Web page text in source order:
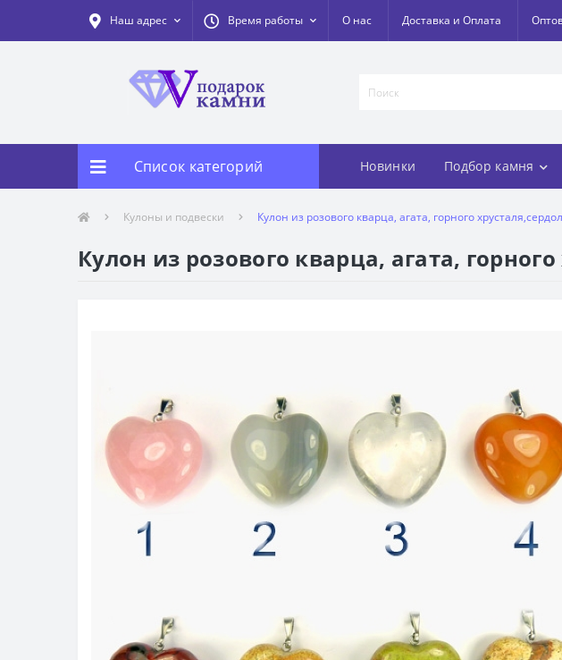
Наш адрес Время работы О нас Доставка и Оплата
Список категорий Новинки Подбор камня
Кулоны и подвески Кулон из розового кварца, агата, горного
Кулон из розового кварца, агата,